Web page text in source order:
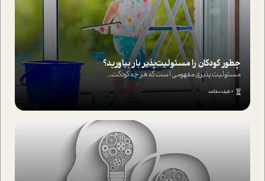
چطور کودکان را مسئولیت‌پذیر بار بیاورید؟
مسئولیت پذیری مفهومی ا ست که هر چه کودکت...
4 دقیقه مطالعه